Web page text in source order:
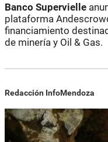
Banco Supervielle
plataforma
financiamiento
de minería y Oil & Gas.
Redacción InfoMendoza